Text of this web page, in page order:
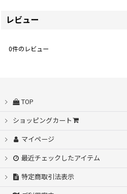
レビュー
0件のレビュー
TOP
ショッピングカート
マイページ
最近チェックしたアイテム
特定商取引法表示